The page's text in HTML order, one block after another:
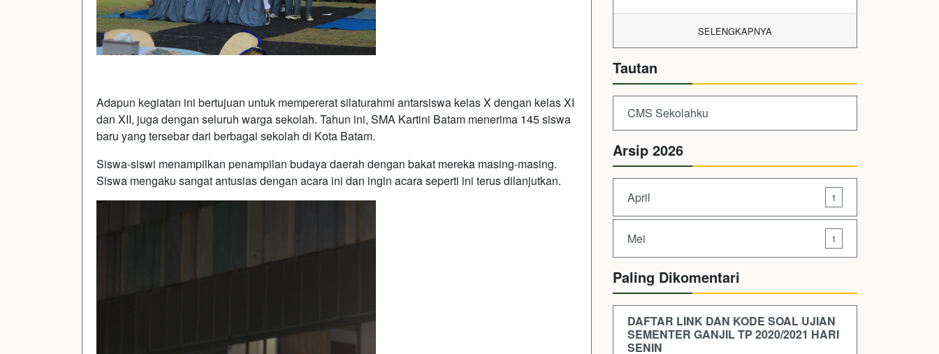
Adapun kegiatan ini bertujuan untuk mempererat silaturahmi antarsiswa kelas X dengan kelas XI
dan XII, juga dengan seluruh warga sekolah. Tahun ini, SMA Kartini Batam menerima 145 siswa
baru yang tersebar dari berbagai sekolah di Kota Batam.
Siswa-siswi menampilkan penampilan budaya daerah dengan bakat mereka masing-masing.
Siswa mengaku sangat antusias dengan acara ini dan ingin acara seperti ini terus dilanjutkan.
SELENGKAPNYA
Tautan
CMS Sekolahku
Arsip 2026
April 1
Mei 1
Paling Dikomentari
DAFTAR LINK DAN KODE SOAL UJIAN
SEMENTER GANJIL TP 2020/2021 HARI
SENIN